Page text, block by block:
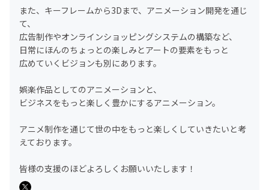
また、キーフレームから3Dまで、アニメーション開発を通じ
て、
広告制作やオンラインショッピングシステムの構築など、
日常にほんのちょっとの楽しみとアートの要素をもっと
広めていくビジョンも別にあります。
娯楽作品としてのアニメーションと、
ビジネスをもっと楽しく豊かにするアニメーション。
アニメ制作を通じて世の中をもっと楽しくしていきたいと考
えております。
皆様の支援のほどよろしくお願いいたします！